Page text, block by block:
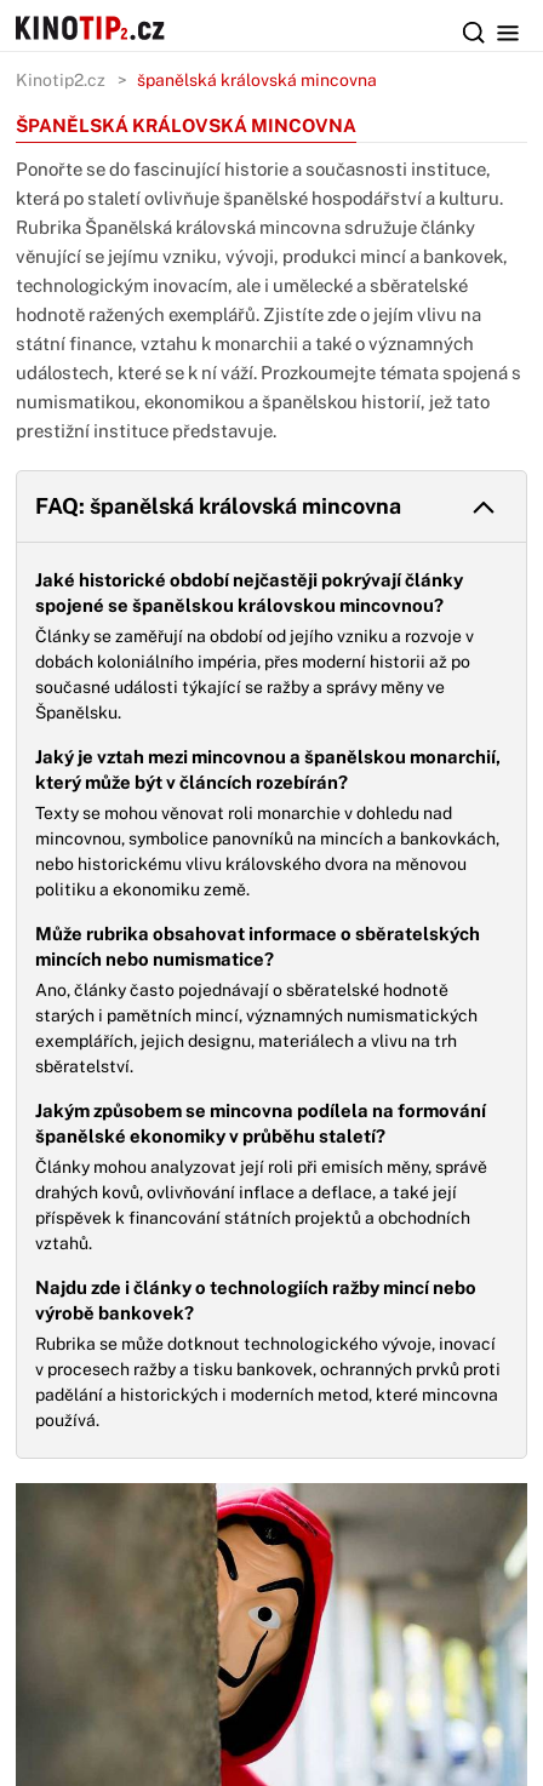
Kinotip2.cz španělská královská mincovna
ŠPANĚLSKÁ KRÁLOVSKÁ MINCOVNA
Ponořte se do fascinující historie a současnosti instituce,
která po staletí ovlivňuje španělské hospodářství a kulturu.
Rubrika Španělská královská mincovna sdružuje články
věnující se jejímu vzniku, vývoji, produkci mincí a bankovek,
technologickým inovacím, ale i umělecké a sběratelské
hodnotě ražených exemplářů. Zjistíte zde o jejím vlivu na
státní finance, vztahu k monarchii a také o významných
událostech, které se k ní váží. Prozkoumejte témata spojená s
numismatikou, ekonomikou a španělskou historií, jež tato
prestižní instituce představuje.
FAQ: španělská královská mincovna
Jaké historické období nejčastěji pokrývají články
spojené se španělskou královskou mincovnou?
Články se zaměřují na období od jejího vzniku a rozvoje v
dobách koloniálního impéria, přes moderní historii až po
současné události týkající se ražby a správy měny ve
Španělsku.
Jaký je vztah mezi mincovnou a španělskou monarchií,
který může být v článcích rozebírán?
Texty se mohou věnovat roli monarchie v dohledu nad
mincovnou, symbolice panovníků na mincích a bankovkách,
nebo historickému vlivu královského dvora na měnovou
politiku a ekonomiku země.
Může rubrika obsahovat informace o sběratelských
mincích nebo numismatice?
Ano, články často pojednávají o sběratelské hodnotě
starých i pamětních mincí, významných numismatických
exemplářích, jejich designu, materiálech a vlivu na trh
sběratelství.
Jakým způsobem se mincovna podílela na formování
španělské ekonomiky v průběhu staletí?
Články mohou analyzovat její roli při emisích měny, správě
drahých kovů, ovlivňování inflace a deflace, a také její
příspěvek k financování státních projektů a obchodních
vztahů.
Najdu zde i články o technologiích ražby mincí nebo
výrobě bankovek?
Rubrika se může dotknout technologického vývoje, inovací
v procesech ražby a tisku bankovek, ochranných prvků proti
padělání a historických i moderních metod, které mincovna
používá.